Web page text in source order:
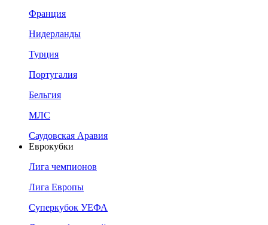
Франция
Нидерланды
Турция
Португалия
Бельгия
МЛС
Саудовская Аравия
Еврокубки
Лига чемпионов
Лига Европы
Суперкубок УЕФА